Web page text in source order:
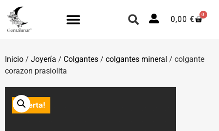
0,00 €
0
Inicio / Joyería / Colgantes / colgantes mineral / colgante
corazon prasiolita
¡Oferta!